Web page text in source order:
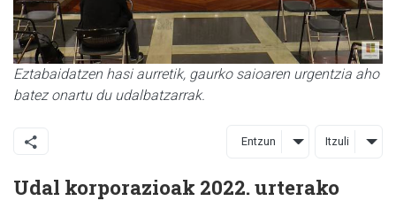
Eztabaidatzen hasi aurretik, gaurko saioaren urgentzia aho
batez onartu du udalbatzarrak.
Entzun Itzuli
Udal korporazioak 2022. urterako